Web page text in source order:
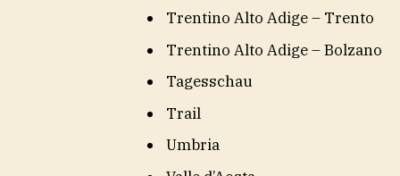
Trentino Alto Adige – Trento
Trentino Alto Adige – Bolzano
Tagesschau
Trail
Umbria